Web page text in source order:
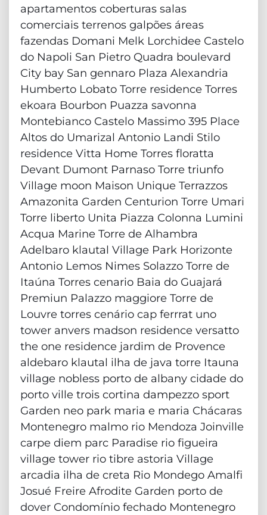
apartamentos coberturas salas
comerciais terrenos galpões áreas
fazendas Domani Melk Lorchidee Castelo
do Napoli San Pietro Quadra boulevard
City bay San gennaro Plaza Alexandria
Humberto Lobato Torre residence Torres
ekoara Bourbon Puazza savonna
Montebianco Castelo Massimo 395 Place
Altos do Umarizal Antonio Landi Stilo
residence Vitta Home Torres floratta
Devant Dumont Parnaso Torre triunfo
Village moon Maison Unique Terrazzos
Amazonita Garden Centurion Torre Umari
Torre liberto Unita Piazza Colonna Lumini
Acqua Marine Torre de Alhambra
Adelbaro klautal Village Park Horizonte
Antonio Lemos Nimes Solazzo Torre de
Itaúna Torres cenario Baia do Guajará
Premiun Palazzo maggiore Torre de
Louvre torres cenário cap ferrrat uno
tower anvers madson residence versatto
the one residence jardim de Provence
aldebaro klautal ilha de java torre Itauna
village nobless porto de albany cidade do
porto ville trois cortina dampezzo sport
Garden neo park maria e maria Chácaras
Montenegro malmo rio Mendoza Joinville
carpe diem parc Paradise rio figueira
village tower rio tibre astoria Village
arcadia ilha de creta Rio Mondego Amalfi
Josué Freire Afrodite Garden porto de
dover Condomínio fechado Montenegro